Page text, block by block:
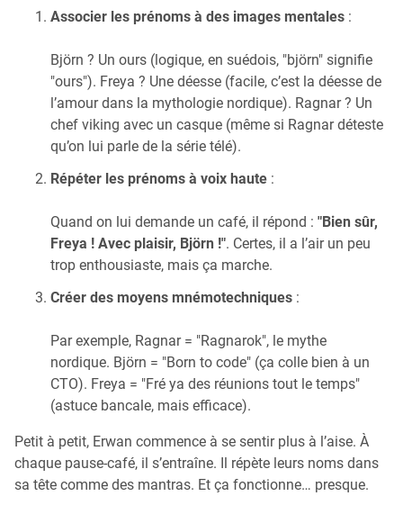
Associer les prénoms à des images mentales :
Björn ? Un ours (logique, en suédois, "björn" signifie
"ours"). Freya ? Une déesse (facile, c’est la déesse de
l’amour dans la mythologie nordique). Ragnar ? Un
chef viking avec un casque (même si Ragnar déteste
qu’on lui parle de la série télé).
Répéter les prénoms à voix haute :
Quand on lui demande un café, il répond : "Bien sûr,
Freya ! Avec plaisir, Björn !". Certes, il a l’air un peu
trop enthousiaste, mais ça marche.
Créer des moyens mnémotechniques :
Par exemple, Ragnar = "Ragnarok", le mythe
nordique. Björn = "Born to code" (ça colle bien à un
CTO). Freya = "Fré ya des réunions tout le temps"
(astuce bancale, mais efficace).
Petit à petit, Erwan commence à se sentir plus à l’aise. À
chaque pause-café, il s’entraîne. Il répète leurs noms dans
sa tête comme des mantras. Et ça fonctionne… presque.